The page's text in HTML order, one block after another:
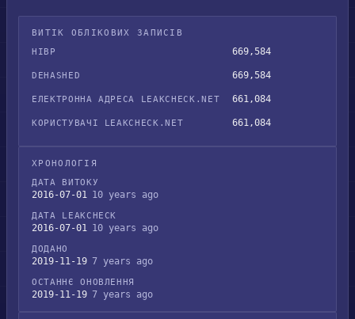
ВИТІК ОБЛІКОВИХ ЗАПИСІВ
HIBP
669,584
DEHASHED 669,584
ЕЛЕКТРОННА АДРЕСА LEAKCHECK.NET 661,084
КОРИСТУВАЧІ LEAKCHECK.NET 661,084
ХРОНОЛОГІЯ
ДАТА ВИТОКУ
2016-07-01 10 years ago
ДАТА LEAKCHECK
2016-07-01 10 years ago
ДОДАНО
2019-11-19 7 years ago
ОСТАННЄ ОНОВЛЕННЯ
2019-11-19 7 years ago